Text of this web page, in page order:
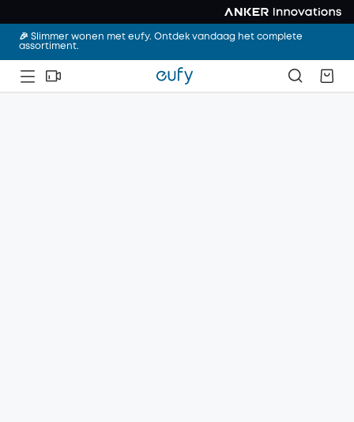
🎉 Slimmer wonen met eufy. Ontdek vandaag het complete
assortiment.